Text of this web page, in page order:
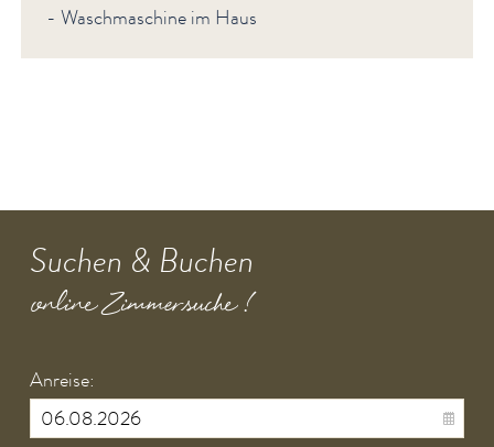
- Waschmaschine im Haus
Suchen & Buchen
online Zimmersuche !
Anreise: